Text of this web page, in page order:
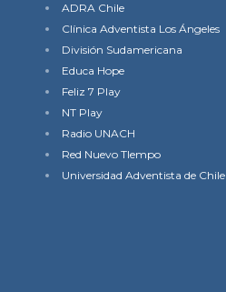
ADRA Chile
Clínica Adventista Los Ángeles
División Sudamericana
Educa Hope
Feliz 7 Play
NT Play
Radio UNACH
Red Nuevo TIempo
Universidad Adventista de Chile